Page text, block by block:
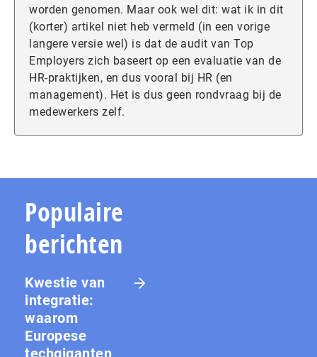
worden genomen. Maar ook wel dit: wat ik in dit
(korter) artikel niet heb vermeld (in een vorige
langere versie wel) is dat de audit van Top
Employers zich baseert op een evaluatie van de
HR-praktijken, en dus vooral bij HR (en
management). Het is dus geen rondvraag bij de
medewerkers zelf.
Populaire
berichten
Kwestie van
integratie:
waarom
Europese
techgiganten